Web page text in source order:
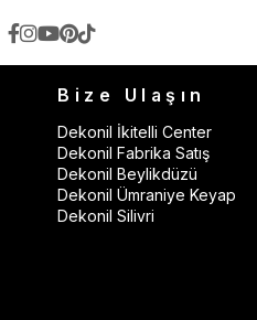
Bize Ulaşın
Dekonil İkitelli Center
Dekonil Fabrika Satış
Dekonil Beylikdüzü
Dekonil Ümraniye Keyap
Dekonil Silivri